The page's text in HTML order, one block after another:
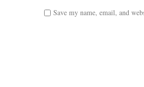
Save my name, email, and